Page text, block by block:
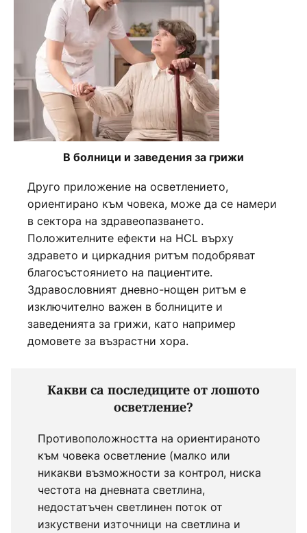
В болници и заведения за грижи
Друго приложение на осветлението,
ориентирано към човека, може да се намери
в сектора на здравеопазването.
Положителните ефекти на HCL върху
здравето и циркадния ритъм подобряват
благосъстоянието на пациентите.
Здравословният дневно-нощен ритъм е
изключително важен в болниците и
заведенията за грижи, като например
домовете за възрастни хора.
Какви са последиците от лошото
осветление?
Противоположността на ориентираното
към човека осветление (малко или
никакви възможности за контрол, ниска
честота на дневната светлина,
недостатъчен светлинен поток от
изкуствени източници на светлина и